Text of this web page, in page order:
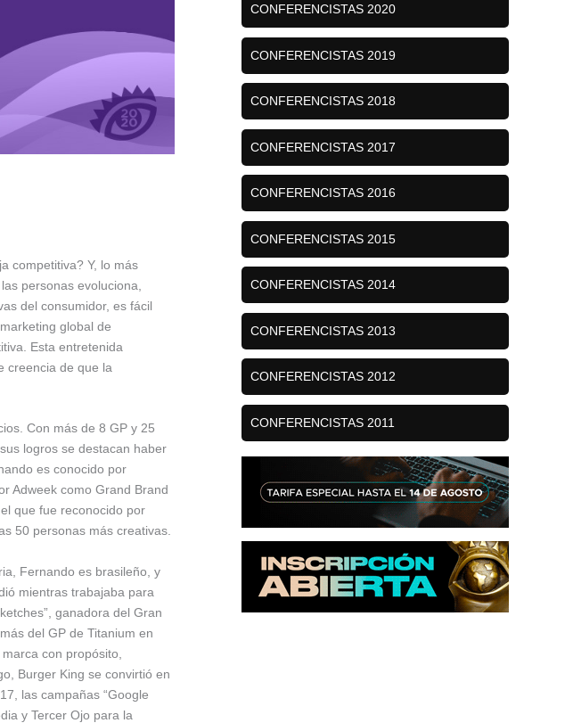
competitiva? Y, lo más
personas evoluciona,
del consumidor, es fácil
global de
Esta entretenida
creencia de que la
Con más de 8 GP y 25
logros se destacan haber
es conocido por
Adweek como Grand Brand
que fue reconocido por
50 personas más creativas.
Fernando es brasileño, y
mientras trabajaba para
ganadora del Gran
del GP de Titanium en
con propósito,
Burger King se convirtió en
las campañas “Google
y Tercer Ojo para la
CONFERENCISTAS 2020
CONFERENCISTAS 2019
CONFERENCISTAS 2018
CONFERENCISTAS 2017
CONFERENCISTAS 2016
CONFERENCISTAS 2015
CONFERENCISTAS 2014
CONFERENCISTAS 2013
CONFERENCISTAS 2012
CONFERENCISTAS 2011